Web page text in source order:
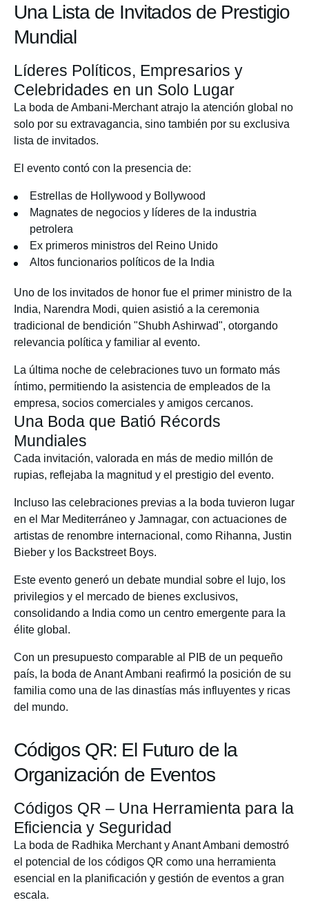
Una Lista de Invitados de Prestigio
Mundial
Líderes Políticos, Empresarios y
Celebridades en un Solo Lugar
La boda de Ambani-Merchant atrajo la atención global no
solo por su extravagancia, sino también por su exclusiva
lista de invitados.
El evento contó con la presencia de:
Estrellas de Hollywood y Bollywood
Magnates de negocios y líderes de la industria
petrolera
Ex primeros ministros del Reino Unido
Altos funcionarios políticos de la India
Uno de los invitados de honor fue el primer ministro de la
India, Narendra Modi, quien asistió a la ceremonia
tradicional de bendición "Shubh Ashirwad", otorgando
relevancia política y familiar al evento.
La última noche de celebraciones tuvo un formato más
íntimo, permitiendo la asistencia de empleados de la
empresa, socios comerciales y amigos cercanos.
Una Boda que Batió Récords
Mundiales
Cada invitación, valorada en más de medio millón de
rupias, reflejaba la magnitud y el prestigio del evento.
Incluso las celebraciones previas a la boda tuvieron lugar
en el Mar Mediterráneo y Jamnagar, con actuaciones de
artistas de renombre internacional, como Rihanna, Justin
Bieber y los Backstreet Boys.
Este evento generó un debate mundial sobre el lujo, los
privilegios y el mercado de bienes exclusivos,
consolidando a India como un centro emergente para la
élite global.
Con un presupuesto comparable al PIB de un pequeño
país, la boda de Anant Ambani reafirmó la posición de su
familia como una de las dinastías más influyentes y ricas
del mundo.
Códigos QR: El Futuro de la
Organización de Eventos
Códigos QR – Una Herramienta para la
Eficiencia y Seguridad
La boda de Radhika Merchant y Anant Ambani demostró
el potencial de los códigos QR como una herramienta
esencial en la planificación y gestión de eventos a gran
escala.